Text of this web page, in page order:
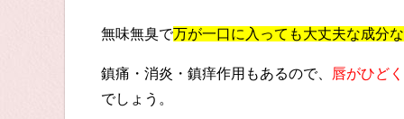
無味無臭で万が一口に入っても大丈夫な成分
鎮痛・消炎・鎮痒作用もあるので、
唇がひど
でしょう。